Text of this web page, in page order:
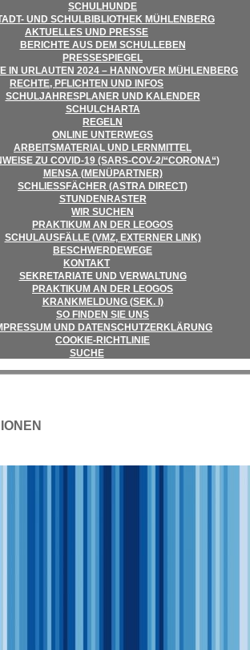
SCHUL­HUNDE
UND SCHUL­BI­BLIO­THEK MÜHLENBERG
AKTU­EL­LES UND PRESSE
BERICHTE AUS DEM SCHULLEBEN
PRES­SE­SPIE­GEL
IN URLAU­TEN 2024 – HAN­NO­VER MÜHLENBERG
RECHTE, PFLICH­TEN UND INFOS
SCHUL­JAH­RES­PLA­NER UND KALENDER
SCHUL­CHARTA
REGELN
ONLINE UNTER­WEGS
ARBEITS­MA­TE­RIAL UND LERNMITTEL
ZU COVID-19 (SARS-COV‑2/“CORONA“)
MENSA (MENÜ­PART­NER)
SCHLIESS­FÄ­CHER (ASTRA DIRECT)
STUN­DEN­RAS­TER
WIR SUCHEN
PRAK­TI­KUM AN DER LEOGOS
SCHUL­AUS­FÄLLE (VMZ, EXTER­NER LINK)
BESCHWER­DE­WEGE
KON­TAKT
SEKRE­TA­RIATE UND VERWALTUNG
PRAK­TI­KUM AN DER LEOGOS
KRANK­MEL­DUNG (SEK. I)
SO FIN­DEN SIE UNS
UND DATENSCHUTZERKLÄRUNG
COO­KIE-RICHT­LI­NIE
SUCHE